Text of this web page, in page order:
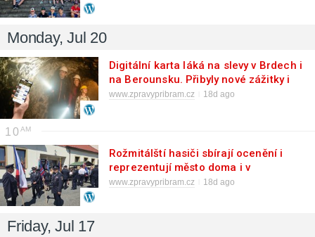
Monday, Jul 20
Digitální karta láká na slevy v Brdech i
na Berounsku. Přibyly nové zážitky i
partneři
www.zpravypribram.cz 18d ago
10
Rožmitálští hasiči sbírají ocenění i
reprezentují město doma i v
zahraničí
www.zpravypribram.cz 18d ago
Friday, Jul 17